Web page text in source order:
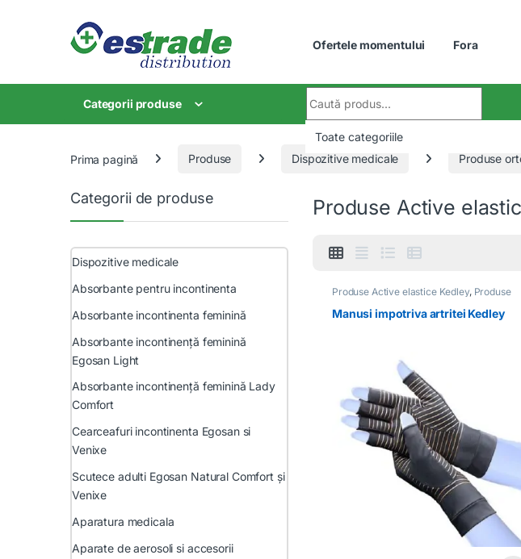
Ofertele momentului Fora
Categorii produse
Prima pagină Produse Dispozitive medicale Produse
Produse Active
Produse Active elastice Kedley, Produse
Manusi impotriva artritei Kedley
Categorii de produse
Dispozitive medicale
Absorbante pentru incontinenta
Absorbante incontinenta feminină
Absorbante incontinență feminină
Egosan Light
Absorbante incontinență feminină Lady
Comfort
Cearceafuri incontinenta Egosan si
Venixe
Scutece adulti Egosan Natural Comfort și
Venixe
Aparatura medicala
Aparate de aerosoli si accesorii